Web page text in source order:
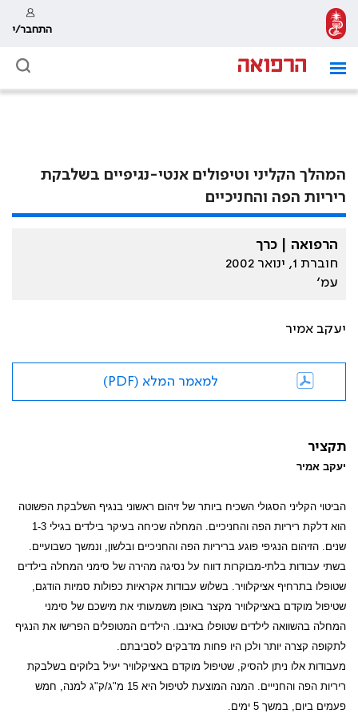
התחבר/י
המהלך הקליני וטיפולים אנטי-נגיפיים בשלבקת
ריריות הפה והחניכיים
הרפואה | כרך
חוברת 1, ינואר 2002
עמ׳
יעקב אמיר
למאמר המלא (PDF)
תקציר
יעקב אמיר
הביטוי הקליני הסגולי השכיח ביותר של זיהום ראשוני בנגיף השלבקת הפשוטה
הוא דלקת ריריות הפה והחניכיים. המחלה שכיחה בעיקר בילדים בגילי 1-3
שנים. הזיהום הנגיפי פוגע בריריות הפה והחניכיים ובלשון, ונמשך כשבועיים.
בשתי עבודות בלתי-מבוקרות דווח על נסיגה מהירה של סימני המחלה בילדים
שטופלו בתרחיף אציקלוויר. בשלוש עבודות אקראיות כפולות סמיות הודגם,
שטיפול מוקדם באציקלוויר מקצר באופן משמעותי את מישכם של סימני
המחלה בהשוואה לילדים שטופלו באינבו. הילדים המטופלים הפרישו את הנגיף
לתקופה קצרה יותר ולכן היו פחות מדבקים לסביבתם.
מעבודות אלו ניתן להסיק, שטיפול מוקדם באציקלוויר יעיל בלוקים בשלבקת
ריריות הפה והחנייים. המנה המוצעת לטיפול היא 15 מ"ג/ק"ג למנה, חמש
פעמים ביום, במשך 5 ימים.